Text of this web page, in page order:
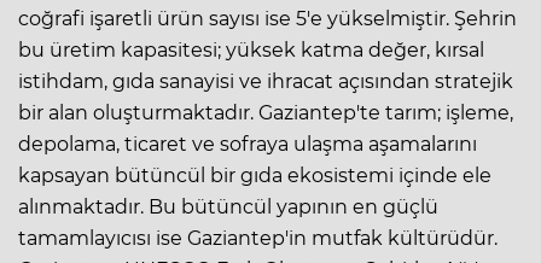
coğrafi işaretli ürün sayısı ise 5'e yükselmiştir. Şehrin
bu üretim kapasitesi; yüksek katma değer, kırsal
istihdam, gıda sanayisi ve ihracat açısından stratejik
bir alan oluşturmaktadır. Gaziantep'te tarım; işleme,
depolama, ticaret ve sofraya ulaşma aşamalarını
kapsayan bütüncül bir gıda ekosistemi içinde ele
alınmaktadır. Bu bütüncül yapının en güçlü
tamamlayıcısı ise Gaziantep'in mutfak kültürüdür.